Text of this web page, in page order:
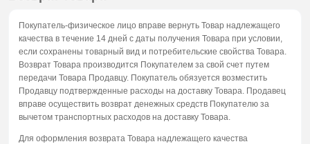
Покупатель-физическое лицо вправе вернуть Товар надлежащего
качества в течение 14 дней с даты получения Товара при условии,
если сохранены товарный вид и потребительские свойства Товара.
Возврат Товара производится Покупателем за свой счет путем
передачи Товара Продавцу. Покупатель обязуется возместить
Продавцу подтвержденные расходы на доставку Товара. Продавец
вправе осуществить возврат денежных средств Покупателю за
вычетом транспортных расходов на доставку Товара.
Для оформления возврата Товара надлежащего качества